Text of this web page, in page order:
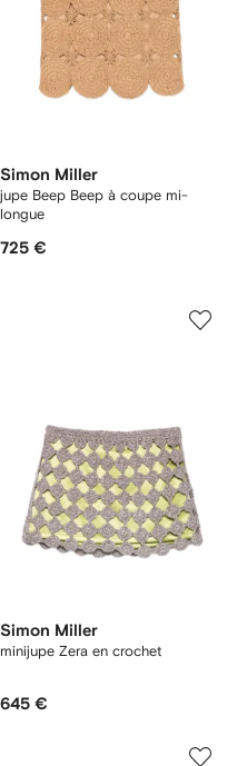
Simon Miller
jupe Beep Beep à coupe mi-
longue
725 €
Simon Miller
minijupe Zera en crochet
645 €